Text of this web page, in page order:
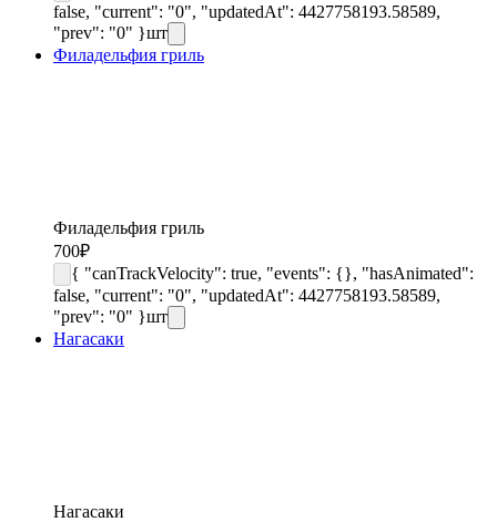
false, "current": "0", "updatedAt": 4427758193.58589,
"prev": "0" }шт
Филадельфия гриль
Филадельфия гриль
700₽
{ "canTrackVelocity": true, "events": {}, "hasAnimated":
false, "current": "0", "updatedAt": 4427758193.58589,
"prev": "0" }шт
Нагасаки
Нагасаки